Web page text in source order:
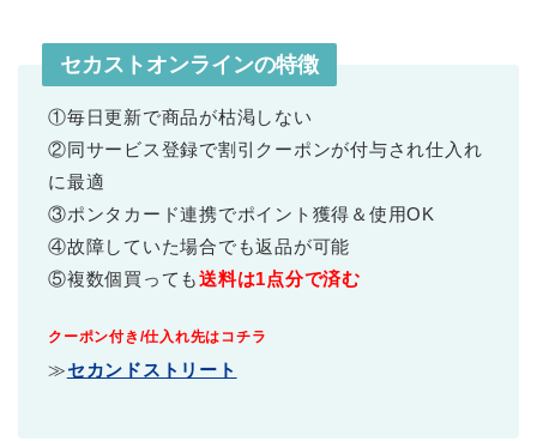
セカストオンラインの特徴
①毎日更新で商品が枯渇しない
②同サービス登録で割引クーポンが付与され仕入れ
に最適
③ポンタカード連携でポイント獲得＆使用OK
④故障していた場合でも返品が可能
⑤複数個買っても送料は1点分で済む
クーポン付き/仕入れ先はコチラ
≫セカンドストリート